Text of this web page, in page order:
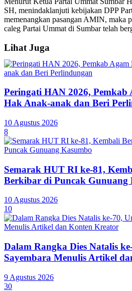
SH, menindaklanjuti kebijakan DPP
memenangkan pasangan AMIN, maka
caleg Partai Ummat di Sumbar telah
Lihat Juga
Peringati HAN 2026, Pemkab
Hak Anak-anak dan Beri
10 Agustus 2026
8
Semarak HUT RI ke-81,
Berkibar di Puncak Gunuang
10 Agustus 2026
10
Dalam Rangka Dies Natalis
Sayembara Menulis Artikel
9 Agustus 2026
30